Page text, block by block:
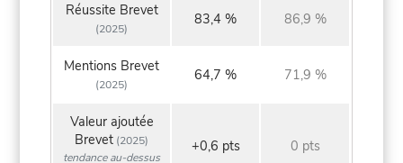
Réussite Brevet
(2025)
83,4 % 86,9 %
Mentions Brevet
(2025)
64,7 % 71,9 %
Valeur ajoutée
Brevet (2025)
tendance au-dessus
+0,6 pts 0 pts